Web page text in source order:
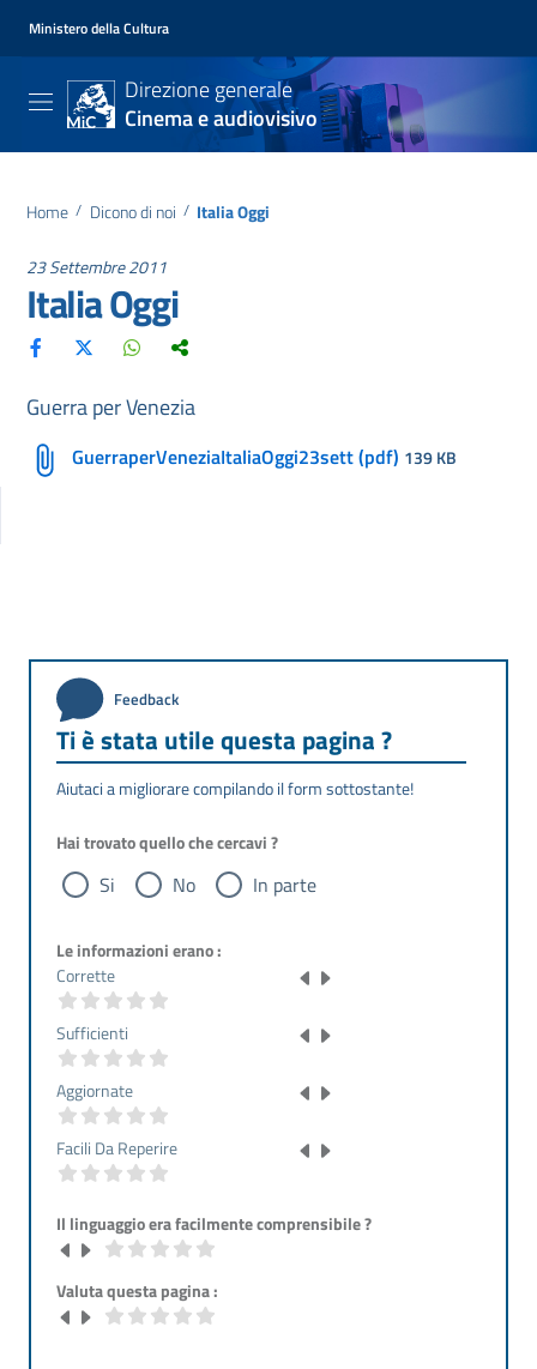
Ministero della Cultura
Direzione generale
Cinema e audiovisivo
Home / Dicono di noi / Italia Oggi
23 Settembre 2011
Italia Oggi
Guerra per Venezia
GuerraperVeneziaItaliaOggi23sett (pdf) 139 KB
Feedback
Ti è stata utile questa pagina ?
Aiutaci a migliorare compilando il form sottostante!
Hai trovato quello che cercavi ?
Si No In parte
Le informazioni erano :
Corrette
Sufficienti
Aggiornate
Facili Da Reperire
Il linguaggio era facilmente comprensibile ?
Valuta questa pagina :